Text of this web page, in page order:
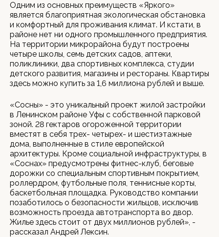
Одним из основных преимуществ «Яркого»
является благоприятная экологическая обстановка
и комфортный для проживания климат. И кстати, в
районе нет ни одного промышленного предприятия.
На территории микрорайона будут построены
четыре школы, семь детских садов, аптеки,
поликлиники, два спортивных комплекса, студии
детского развития, магазины и рестораны. Квартиры
здесь можно купить за 1,6 миллиона рублей и выше.
«Сосны» - это уникальный проект жилой застройки
в Ленинском районе Уфы с собственной парковой
зоной. 28 гектаров огороженной территории
вместят в себя трех- четырех- и шестиэтажные
дома, выполненные в стиле европейской
архитектуры. Кроме социальной инфраструктуры, в
«Соснах» предусмотрены фитнес-клуб, беговые
дорожки со специальным спортивным покрытием,
роллердром, футбольные поля, теннисные корты,
баскетбольная площадка. Руководство компании
позаботилось о безопасности жильцов, исключив
возможность проезда автотранспорта во двор.
Жилье здесь стоит от двух миллионов рублей», -
рассказал Андрей Лексин.